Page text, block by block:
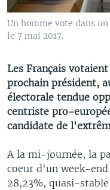
Un homme vote dans
le 7 mai 2017.
Les Français
prochain président,
électorale tendue
centriste pro-
candidate de
A la mi-journée, la
coeur d'un week-
28,23%, quasi-